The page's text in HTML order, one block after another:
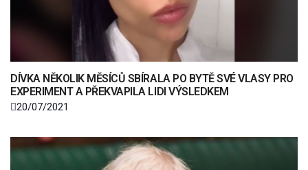
DÍVKA NĚKOLIK MĚSÍCŮ SBÍRALA PO BYTĚ SVÉ VLASY PRO
EXPERIMENT A PŘEKVAPILA LIDI VÝSLEDKEM
20/07/2021